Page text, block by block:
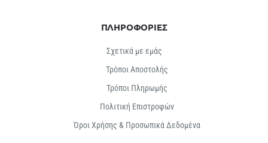
ΠΛΗΡΟΦΟΡΙΕΣ
Σχετικά με εμάς
Τρόποι Αποστολής
Τρόποι Πληρωμής
Πολιτική Επιστροφών
Όροι Χρήσης & Προσωπικά Δεδομένα